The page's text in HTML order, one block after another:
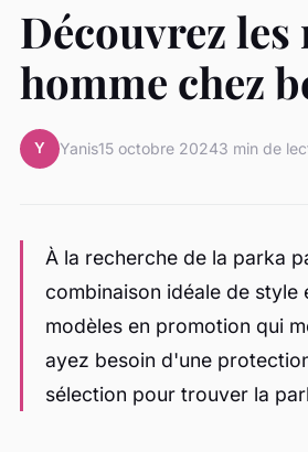
Découvrez
homme chez
Y Yanis15 octobre 20243 min de
À la recherche de la parka
combinaison idéale de
modèles en promotion qui
ayez besoin d'une
sélection pour trouver la